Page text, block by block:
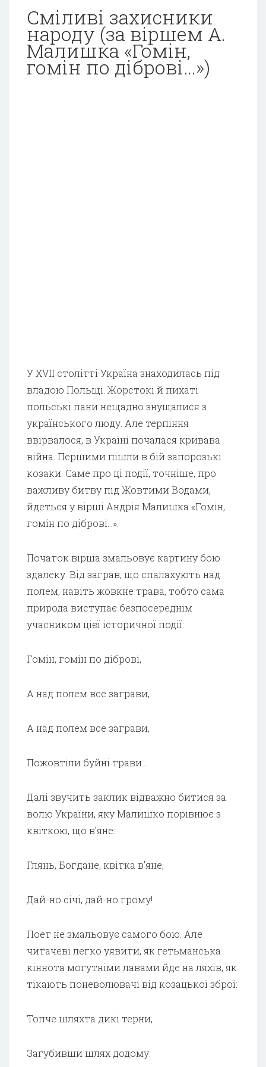
Сміливі захисники
народу (за віршем А.
Малишка «Гомін,
гомін по діброві…»)
У XVII столітті Україна знаходилась під
владою Польщі. Жорстокі й пихаті
польські пани нещадно знущалися з
українського люду. Але терпіння
ввірвалося, в Україні почалася кривава
війна. Першими пішли в бій запорозькі
козаки. Саме про ці події, точніше, про
важливу битву під Жовтими Водами,
йдеться у вірші Андрія Малишка «Гомін,
гомін по діброві…».
Початок вірша змальовує картину бою
здалеку. Від заграв, що спалахують над
полем, навіть жовкне трава, тобто сама
природа виступає безпосереднім
учасником цієї історичної події:
Гомін, гомін по діброві,
А над полем все заграви,
А над полем все заграви,
Пожовтіли буйні трави…
Далі звучить заклик відважно битися за
волю України, яку Малишко порівнює з
квіткою, що в’яне:
Глянь, Богдане, квітка в’яне,
Дай-но січі, дай-но грому!
Поет не змальовує самого бою. Але
читачеві легко уявити, як гетьманська
кіннота могутніми лавами йде на ляхів, як
тікають поневолювачі від козацької зброї:
Топче шляхта дикі терни,
Загубивши шлях додому.